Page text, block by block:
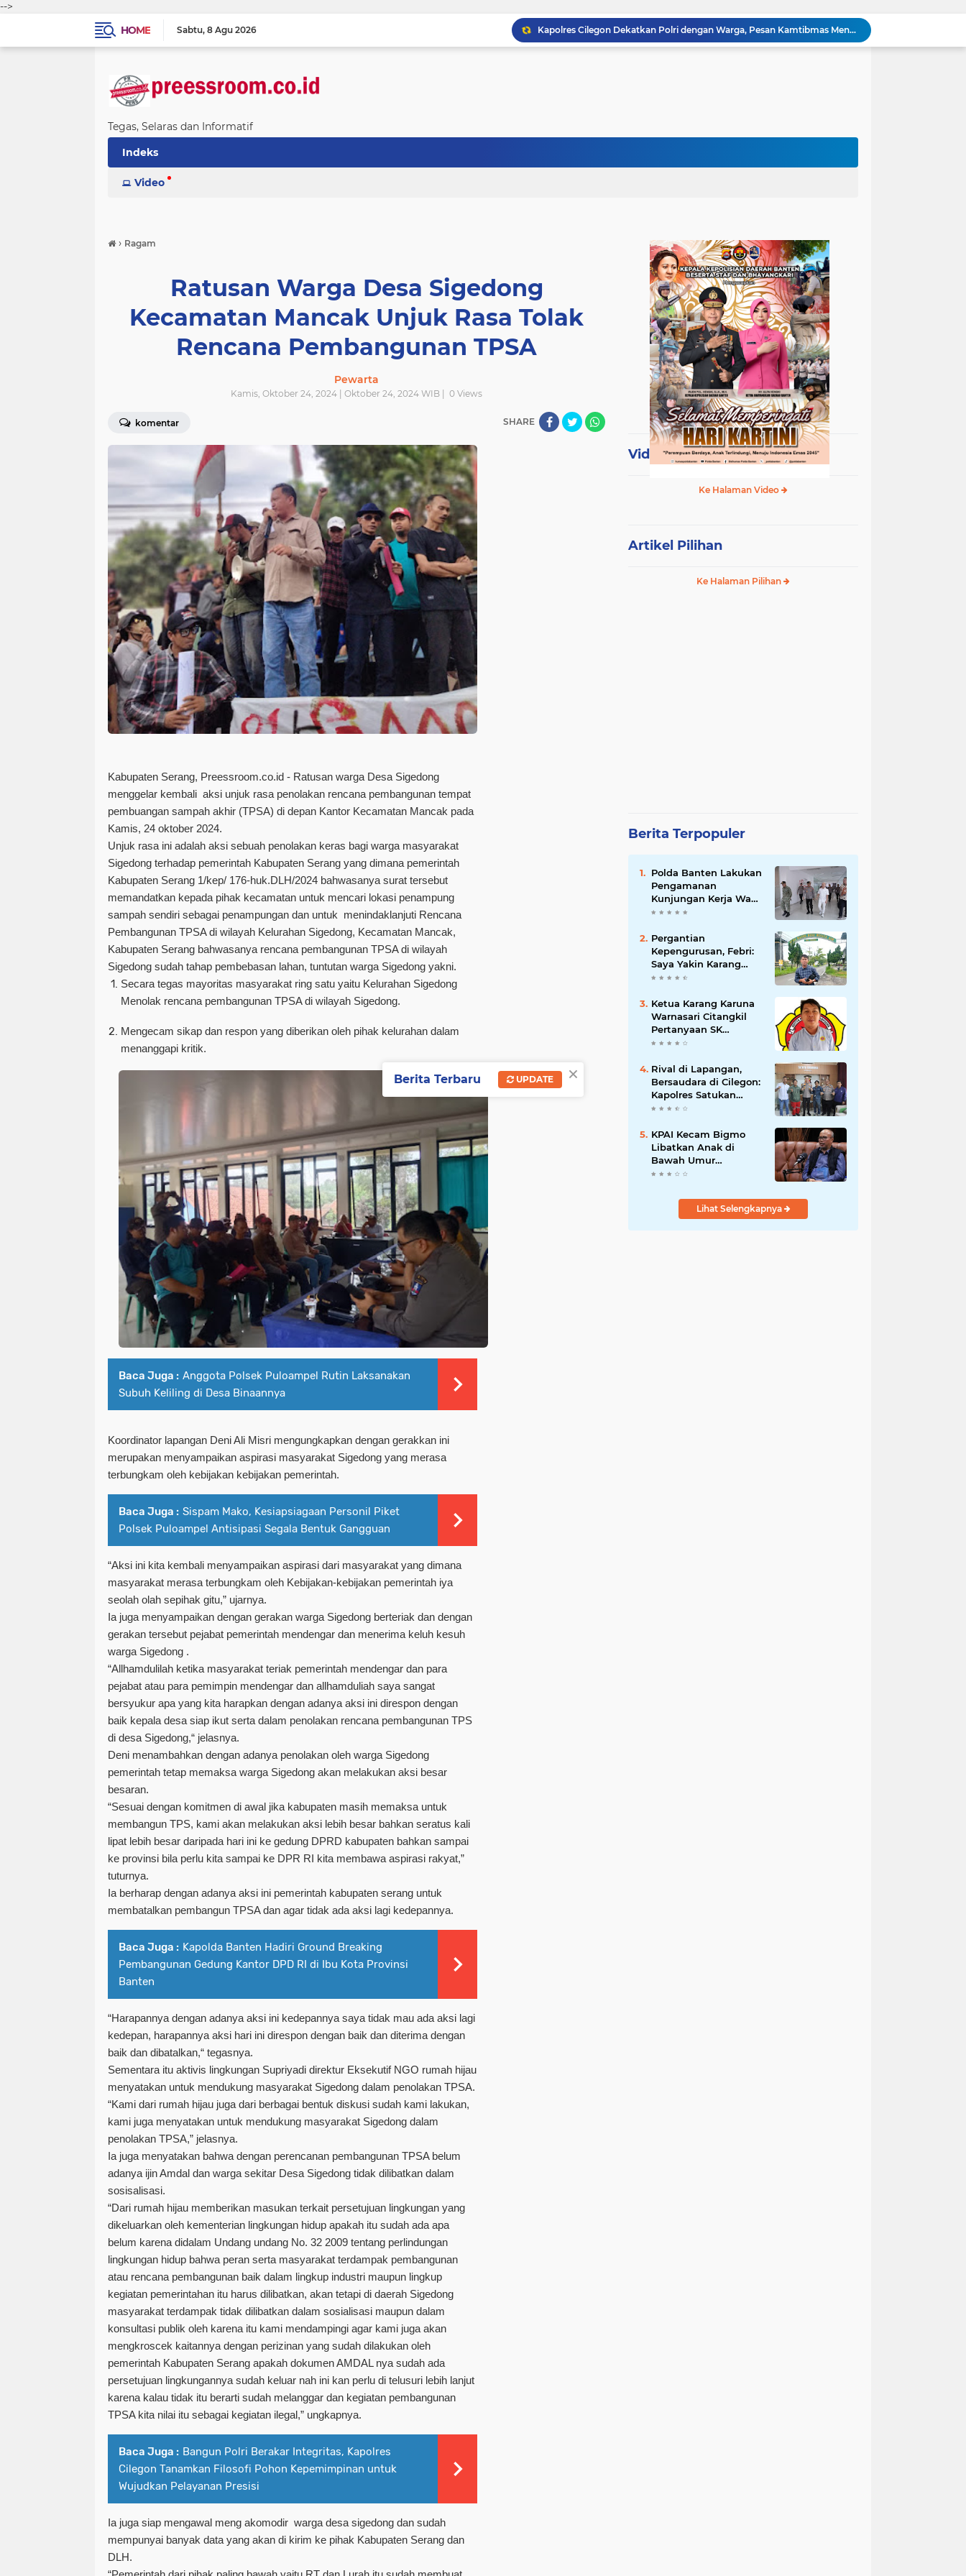
-->
HOME
Sabtu 8 Agu 2026
Kapolres Cilegon Dekatkan Polri dengan Warga, Pesan Kamtibmas Menggema di Masjid Raudhatul Muttaqin
Kapolres Cilegon Jalin Silaturahmi dengan Tokoh Agama dan Masyarakat Usai Sholat Jumat di Masjid Raudotul Mutaqien
Dialog Kamtibmas, Anggota Polsek Bojonegara Patroli Malam, Sambangi Warga Sosialisasi Layanan Kepolisian 110
Tegas, Selaras dan Informatif
Indeks
Video
› Ragam
Ratusan Warga Desa Sigedong
Kecamatan Mancak Unjuk Rasa Tolak
Rencana Pembangunan TPSA
Pewarta
Kamis, Oktober 24, 2024 | Oktober 24, 2024 WIB | 0 Views
komentar SHARE
Kabupaten Serang, Preessroom.co.id - Ratusan warga Desa Sigedong
menggelar kembali aksi unjuk rasa penolakan rencana pembangunan tempat
pembuangan sampah akhir (TPSA) di depan Kantor Kecamatan Mancak pada
Kamis, 24 oktober 2024.
Unjuk rasa ini adalah aksi sebuah penolakan keras bagi warga masyarakat
Sigedong terhadap pemerintah Kabupaten Serang yang dimana pemerintah
Kabupaten Serang 1/kep/ 176-huk.DLH/2024 bahwasanya surat tersebut
memandatkan kepada pihak kecamatan untuk mencari lokasi penampung
sampah sendiri sebagai penampungan dan untuk menindaklanjuti Rencana
Pembangunan TPSA di wilayah Kelurahan Sigedong, Kecamatan Mancak,
Kabupaten Serang bahwasanya rencana pembangunan TPSA di wilayah
Sigedong sudah tahap pembebasan lahan, tuntutan warga Sigedong yakni.
Secara tegas mayoritas masyarakat ring satu yaitu Kelurahan Sigedong
Menolak rencana pembangunan TPSA di wilayah Sigedong.
Mengecam sikap dan respon yang diberikan oleh pihak kelurahan dalam
menanggapi kritik.
Baca Juga : Anggota Polsek Puloampel Rutin Laksanakan
Subuh Keliling di Desa Binaannya
Koordinator lapangan Deni Ali Misri mengungkapkan dengan gerakkan ini
merupakan menyampaikan aspirasi masyarakat Sigedong yang merasa
terbungkam oleh kebijakan kebijakan pemerintah.
Baca Juga : Sispam Mako, Kesiapsiagaan Personil Piket
Polsek Puloampel Antisipasi Segala Bentuk Gangguan
“Aksi ini kita kembali menyampaikan aspirasi dari masyarakat yang dimana
masyarakat merasa terbungkam oleh Kebijakan-kebijakan pemerintah iya
seolah olah sepihak gitu,” ujarnya.
Ia juga menyampaikan dengan gerakan warga Sigedong berteriak dan dengan
gerakan tersebut pejabat pemerintah mendengar dan menerima keluh kesuh
warga Sigedong .
“Allhamdulilah ketika masyarakat teriak pemerintah mendengar dan para
pejabat atau para pemimpin mendengar dan allhamduliah saya sangat
bersyukur apa yang kita harapkan dengan adanya aksi ini direspon dengan
baik kepala desa siap ikut serta dalam penolakan rencana pembangunan TPS
di desa Sigedong,“ jelasnya.
Deni menambahkan dengan adanya penolakan oleh warga Sigedong
pemerintah tetap memaksa warga Sigedong akan melakukan aksi besar
besaran.
“Sesuai dengan komitmen di awal jika kabupaten masih memaksa untuk
membangun TPS, kami akan melakukan aksi lebih besar bahkan seratus kali
lipat lebih besar daripada hari ini ke gedung DPRD kabupaten bahkan sampai
ke provinsi bila perlu kita sampai ke DPR RI kita membawa aspirasi rakyat,”
tuturnya.
Ia berharap dengan adanya aksi ini pemerintah kabupaten serang untuk
membatalkan pembangun TPSA dan agar tidak ada aksi lagi kedepannya.
Baca Juga : Kapolda Banten Hadiri Ground Breaking
Pembangunan Gedung Kantor DPD RI di Ibu Kota Provinsi
Banten
“Harapannya dengan adanya aksi ini kedepannya saya tidak mau ada aksi lagi
kedepan, harapannya aksi hari ini direspon dengan baik dan diterima dengan
baik dan dibatalkan,“ tegasnya.
Sementara itu aktivis lingkungan Supriyadi direktur Eksekutif NGO rumah hijau
menyatakan untuk mendukung masyarakat Sigedong dalam penolakan TPSA.
“Kami dari rumah hijau juga dari berbagai bentuk diskusi sudah kami lakukan,
kami juga menyatakan untuk mendukung masyarakat Sigedong dalam
penolakan TPSA,” jelasnya.
Ia juga menyatakan bahwa dengan perencanan pembangunan TPSA belum
adanya ijin Amdal dan warga sekitar Desa Sigedong tidak dilibatkan dalam
sosisalisasi.
“Dari rumah hijau memberikan masukan terkait persetujuan lingkungan yang
dikeluarkan oleh kementerian lingkungan hidup apakah itu sudah ada apa
belum karena didalam Undang undang No. 32 2009 tentang perlindungan
lingkungan hidup bahwa peran serta masyarakat terdampak pembangunan
atau rencana pembangunan baik dalam lingkup industri maupun lingkup
kegiatan pemerintahan itu harus dilibatkan, akan tetapi di daerah Sigedong
masyarakat terdampak tidak dilibatkan dalam sosialisasi maupun dalam
konsultasi publik oleh karena itu kami mendampingi agar kami juga akan
mengkroscek kaitannya dengan perizinan yang sudah dilakukan oleh
pemerintah Kabupaten Serang apakah dokumen AMDAL nya sudah ada
persetujuan lingkungannya sudah keluar nah ini kan perlu di telusuri lebih lanjut
karena kalau tidak itu berarti sudah melanggar dan kegiatan pembangunan
TPSA kita nilai itu sebagai kegiatan ilegal,” ungkapnya.
Baca Juga : Bangun Polri Berakar Integritas, Kapolres
Cilegon Tanamkan Filosofi Pohon Kepemimpinan untuk
Wujudkan Pelayanan Presisi
Ia juga siap mengawal meng akomodir warga desa sigedong dan sudah
mempunyai banyak data yang akan di kirim ke pihak Kabupaten Serang dan
DLH.
Video Terpopuler
Ke Halaman Video
Artikel Pilihan
Ke Halaman Pilihan
Berita Terpopuler
Polda Banten Lakukan
Pengamanan
Kunjungan Kerja Wakil
Presiden RI
Pergantian
Kepengurusan, Febri:
Saya Yakin Karang
Taruna Wanakarsa
Kepemimpinan Bung
Entus Jauh Membawa
Manfaat
Ketua Karang Karuna
Warnasari Citangkil
Pertanyaan SK
Karetaker dan Urgensi
Berduka
Rival di Lapangan,
Bersaudara di Cilegon:
Kapolres Satukan
Viking dan Jak Mania
Piala Presiden 2026
KPAI Kecam Bigmo
Libatkan Anak di
Bawah Umur
Promosikan Liquid
Bertindak Tegas
Lihat Selengkapnya
×
Berita Terbaru UPDATE